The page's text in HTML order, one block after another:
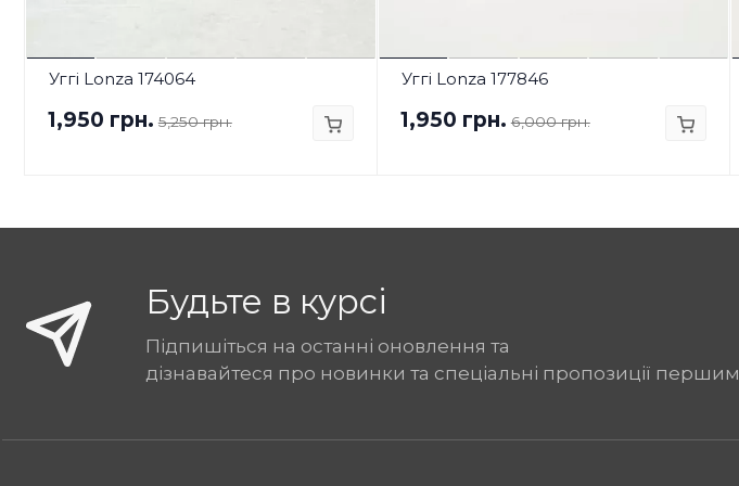
Уггі Lonza 174064
1,950 грн. 5,250 грн.
Уггі Lonza 177846
1,950 грн. 6,000 грн.
Будьте в курсі
Підпишіться на останні оновлення та
дізнавайтеся про новинки та спеціальні пропозиції